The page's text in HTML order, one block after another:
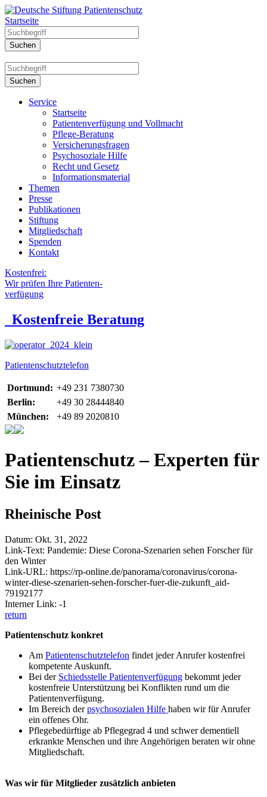
Startseite
Service
Startseite
Patientenverfügung und Vollmacht
Pflege-Beratung
Versicherungsfragen
Psychosoziale Hilfe
Recht und Gesetz
Informationsmaterial
Themen
Presse
Publikationen
Stiftung
Mitgliedschaft
Spenden
Kontakt
Kostenfrei:
Wir prüfen Ihre Patienten-
verfügung
Kostenfreie Beratung
Patientenschutztelefon
Dortmund: +49 231 7380730
Berlin:
+49 30 28444840
München:
+49 89 2020810
Patientenschutz – Experten für
Sie im Einsatz
Rheinische Post
Datum: Okt. 31, 2022
Link-Text: Pandemie: Diese Corona-Szenarien sehen Forscher für
den Winter
Link-URL: https://rp-online.de/panorama/coronavirus/corona-
winter-diese-szenarien-sehen-forscher-fuer-die-zukunft_aid-
79192177
Interner Link: -1
return
Patientenschutz konkret
Am Patientenschutztelefon findet jeder Anrufer kostenfrei
kompetente Auskunft.
Bei der Schiedsstelle Patientenverfügung bekommt jeder
kostenfreie Unterstützung bei Konflikten rund um die
Patientenverfügung.
Im Bereich derpsychosozialen Hilfe haben wir für Anrufer
ein offenes Ohr.
Pflegebedürftige ab Pflegegrad 4 und schwer dementiell
erkrankte Menschen und ihre Angehörigen beraten wir ohne
Mitgliedschaft.
Was wir für Mitglieder zusätzlich anbieten